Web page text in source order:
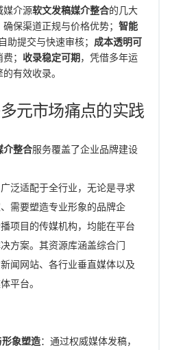
媒介源软文发稿媒介整合的几大
确保渠道正规与价格优势；智能
助提交与快速审核； 成本透明可
； 收录稳定可期，凭借多年运
有效收录。
元市场痛点的实践
介整合服务覆盖了企业品牌建设
广泛适配于全行业，无论是寻求
需要塑造专业形象的品牌企
项目的传媒机构，均能在平台
方案。其资源库涵盖综合门
闻网站、各行业垂直媒体以及
平台。
象塑造：通过权威媒体发稿，